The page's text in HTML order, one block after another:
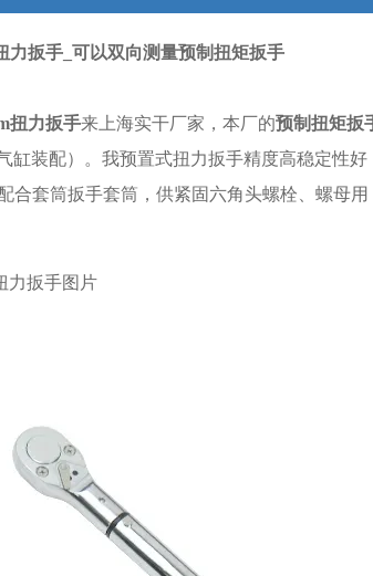
力扳手_可以双向测量预制扭矩扳手
扭力扳手来上海实干厂家，本厂的预制扭矩扳
缸装配）。我预置式扭力扳手精度高稳定性
合套筒扳手套筒，供紧固六角头螺栓、螺母用
力扳手图片